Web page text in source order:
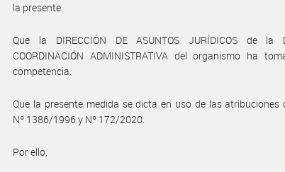
la presente.
Que la DIRECCIÓN DE ASUNTOS JURÍDICOS de la
COORDINACIÓN ADMINISTRATIVA del organismo ha
competencia.
Que la presente medida se dicta en uso de las
Nº 1386/1996 y Nº 172/2020.
Por ello,